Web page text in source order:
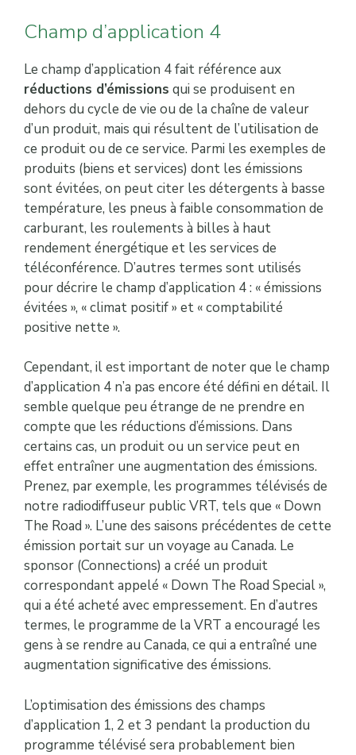
Champ d’application 4
Le champ d’application 4 fait référence aux
réductions d’émissions qui se produisent en
dehors du cycle de vie ou de la chaîne de valeur
d’un produit, mais qui résultent de l’utilisation de
ce produit ou de ce service. Parmi les exemples de
produits (biens et services) dont les émissions
sont évitées, on peut citer les détergents à basse
température, les pneus à faible consommation de
carburant, les roulements à billes à haut
rendement énergétique et les services de
téléconférence. D’autres termes sont utilisés
pour décrire le champ d’application 4 : « émissions
évitées », « climat positif » et « comptabilité
positive nette ».
Cependant, il est important de noter que le champ
d’application 4 n’a pas encore été défini en détail. Il
semble quelque peu étrange de ne prendre en
compte que les réductions d’émissions. Dans
certains cas, un produit ou un service peut en
effet entraîner une augmentation des émissions.
Prenez, par exemple, les programmes télévisés de
notre radiodiffuseur public VRT, tels que « Down
The Road ». L’une des saisons précédentes de cette
émission portait sur un voyage au Canada. Le
sponsor (Connections) a créé un produit
correspondant appelé « Down The Road Special »,
qui a été acheté avec empressement. En d’autres
termes, le programme de la VRT a encouragé les
gens à se rendre au Canada, ce qui a entraîné une
augmentation significative des émissions.
L’optimisation des émissions des champs
d’application 1, 2 et 3 pendant la production du
programme télévisé sera probablement bien